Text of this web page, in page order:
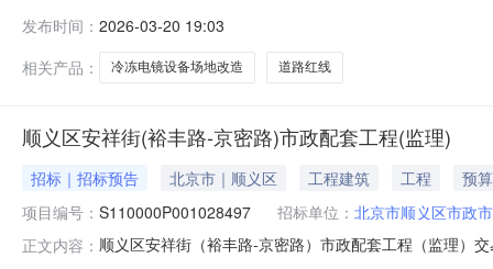
日。三、本次公示地点为本项目现场和北京市规划和自
将及
发布时间： 2026-03-20 19:03
相关产品：
冷冻电镜设备场地改造 道路红线
顺义区安祥街(裕丰路-京密路)市政配套工程(监理)
招标｜招标预告 北京市｜顺义区 工程建筑 工程
预
项目编号： S110000P001028497 招标单位： 北京市顺义区市政
正文内容： 顺义区安祥街（裕丰路-京密路）市政配套工程（监理）